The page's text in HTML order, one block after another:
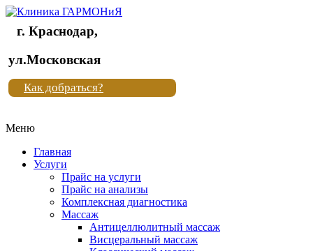
Клиника
"Новая
жизнь"
Клиника
жизнь"
г. Краснодар,
ул.Московская
Как добраться?
Меню
Главная
Услуги
Прайс на услуги
Прайс на анализы
Комплексная диагностика
Массаж
Антицеллюлитный массаж
Висцеральный массаж